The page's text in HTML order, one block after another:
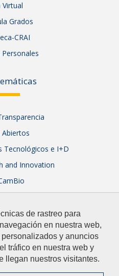
de rastreo para
en nuestra web,
y anuncios
tráfico en nuestra web y
llegan nuestros visitantes.
Virtual
Grados
CRAI
Tecnológicos e I+D
and Innovation